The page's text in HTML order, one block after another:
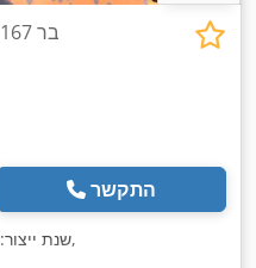
משאבת Uraca 624, 520 בר 167 ליטר
התקשר
שנת ייצור:,